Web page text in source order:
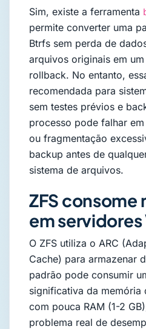
Sim, existe a ferramenta
permite converter uma
Btrfs sem perda de
arquivos originais em
rollback. No entanto,
recomendada para
sem testes prévios e
processo pode falhar
ou fragmentação
backup antes de
sistema de arquivos.
ZFS consome
em servidores
O ZFS utiliza o ARC
Cache) para armazenar
padrão pode consumir
significativa da memória
com pouca RAM (1-2
problema real de